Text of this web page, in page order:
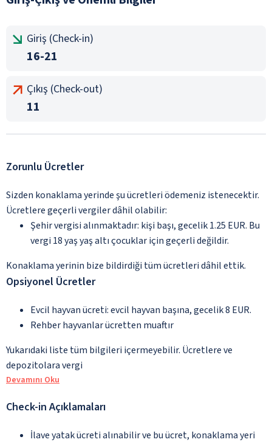
Giriş (Check-in)
16-21
Çıkış (Check-out)
11
Zorunlu Ücretler
Sizden konaklama yerinde şu ücretleri ödemeniz istenecektir.
Ücretlere geçerli vergiler dâhil olabilir:
Şehir vergisi alınmaktadır: kişi başı, gecelik 1.25 EUR. Bu
vergi 18 yaş yaş altı çocuklar için geçerli değildir.
Konaklama yerinin bize bildirdiği tüm ücretleri dâhil ettik.
Opsiyonel Ücretler
Evcil hayvan ücreti: evcil hayvan başına, gecelik 8 EUR.
Rehber hayvanlar ücretten muaftır
Yukarıdaki liste tüm bilgileri içermeyebilir. Ücretlere ve
depozitolara vergi
Devamını Oku
Check-in Açıklamaları
İlave yatak ücreti alınabilir ve bu ücret, konaklama yeri